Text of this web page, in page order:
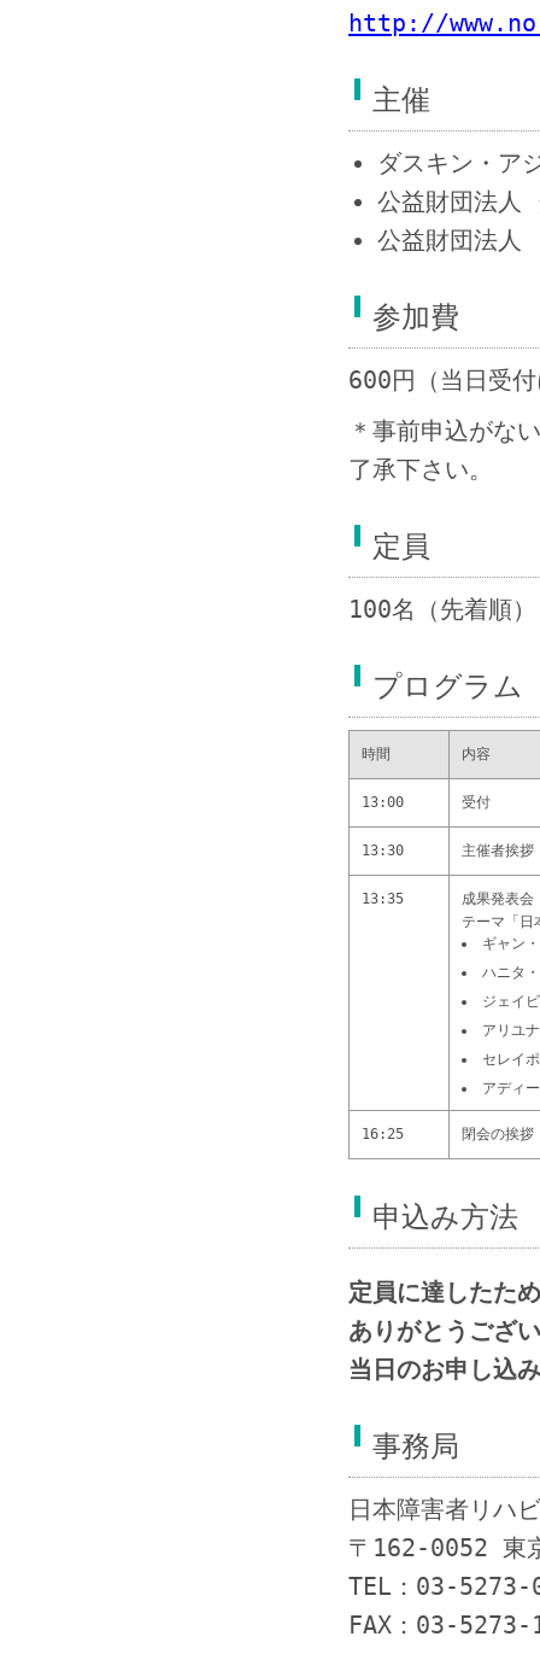
http://
主催
ダスキン・ア
公益財団法人
公益財団法人
参加費
600円（当日受
＊事前申込がな
了承下さい。
定員
100名（先着順）
プログラム
時間 内容
13:00 受付
13:30 主催者挨拶
13:35
成果発表会
テーマ「日
ギャン
ハニタ
ジェイ
アリユ
セレイ
アディ
16:25 閉会の挨拶
申込み方法
定員に達したた
ありがとうござ
当日のお申し込
事務局
日本障害者リハ
〒162-0052 東
TEL：03-5273-
FAX：03-5273-